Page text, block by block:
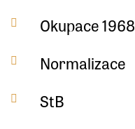
Okupace 1968
Normalizace
StB